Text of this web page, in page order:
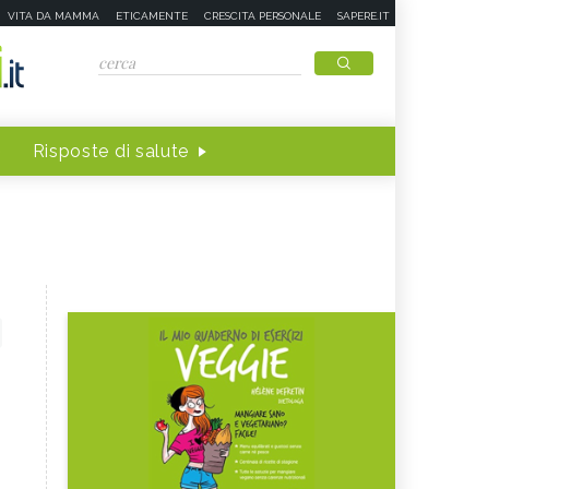
VITA DA MAMMA ETICAMENTE CRESCITA PERSONALE SAPERE.IT
Risposte di salute